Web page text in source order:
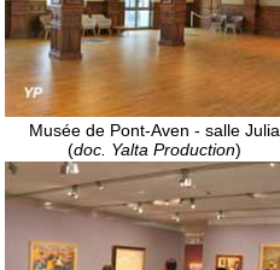
Musée de Pont-Aven - salle Julia
(doc. Yalta Production)